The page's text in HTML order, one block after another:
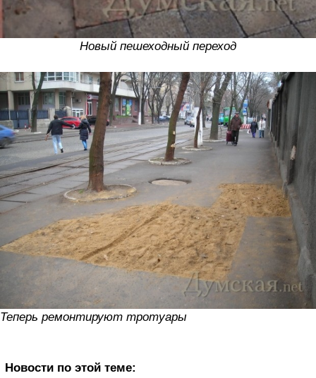
Новый пешеходный переход
Теперь ремонтируют тротуары
Новости по этой теме: